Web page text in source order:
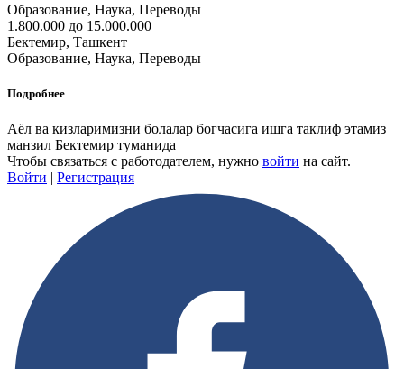
Образование, Наука, Переводы
1.800.000 до 15.000.000
Бектемир, Ташкент
Образование, Наука, Переводы
Подробнее
Аёл ва кизларимизни болалар богчасига ишга таклиф этамиз
манзил Бектемир туманида
Чтобы связаться с работодателем, нужно войти на сайт.
Войти | Регистрация